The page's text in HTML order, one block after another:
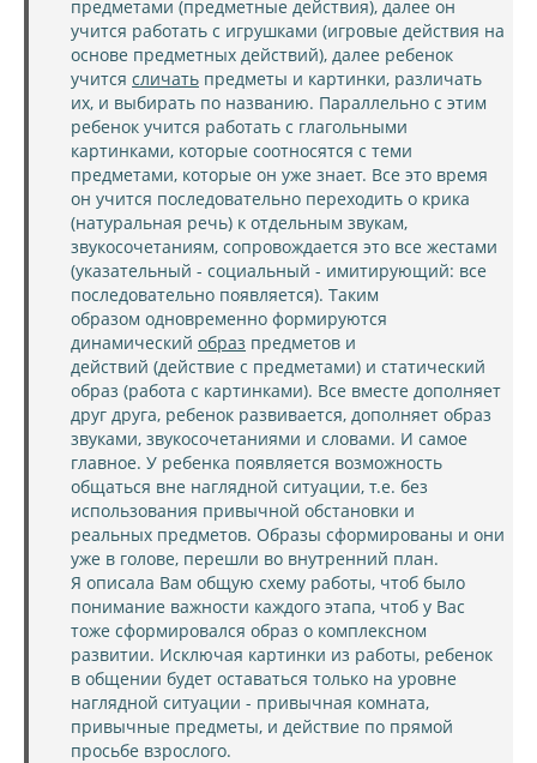
предметами (предметные действия), далее он
учится работать с игрушками (игровые действия на
основе предметных действий), далее ребенок
учится сличать предметы и картинки, различать
их, и выбирать по названию. Параллельно с этим
ребенок учится работать с глагольными
картинками, которые соотносятся с теми
предметами, которые он уже знает. Все это время
он учится последовательно переходить о крика
(натуральная речь) к отдельным звукам,
звукосочетаниям, сопровождается это все жестами
(указательный - социальный - имитирующий: все
последовательно появляется). Таким
образом одновременно формируются
динамический образ предметов и
действий (действие с предметами) и статический
образ (работа с картинками). Все вместе дополняет
друг друга, ребенок развивается, дополняет образ
звуками, звукосочетаниями и словами. И самое
главное. У ребенка появляется возможность
общаться вне наглядной ситуации, т.е. без
использования привычной обстановки и
реальных предметов. Образы сформированы и они
уже в голове, перешли во внутренний план.
Я описала Вам общую схему работы, чтоб было
понимание важности каждого этапа, чтоб у Вас
тоже сформировался образ о комплексном
развитии. Исключая картинки из работы, ребенок
в общении будет оставаться только на уровне
наглядной ситуации - привычная комната,
привычные предметы, и действие по прямой
просьбе взрослого.